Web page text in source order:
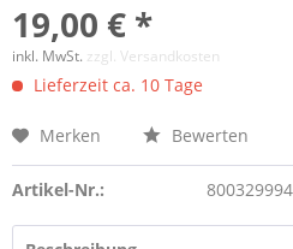
19,00 € *
inkl. MwSt. zzgl. Versandkosten
Lieferzeit ca. 10 Tage
Merken Bewerten
Artikel-Nr.: